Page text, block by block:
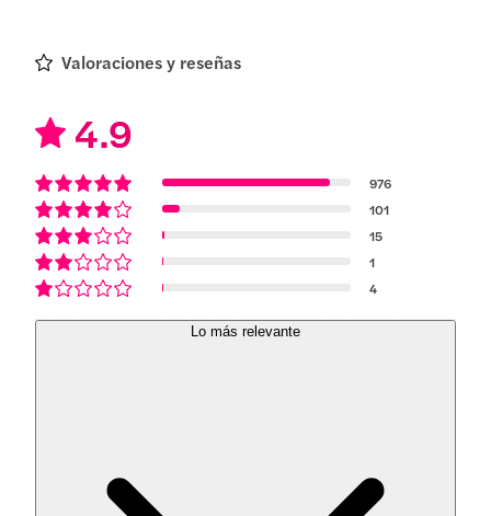
Valoraciones y reseñas
4.9
976
101
15
1
4
Lo más relevante